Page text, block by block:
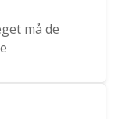
må de